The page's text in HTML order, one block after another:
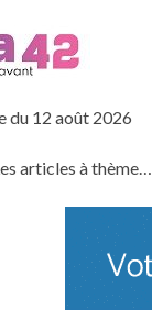
du 12 août 2026
articles à thème…